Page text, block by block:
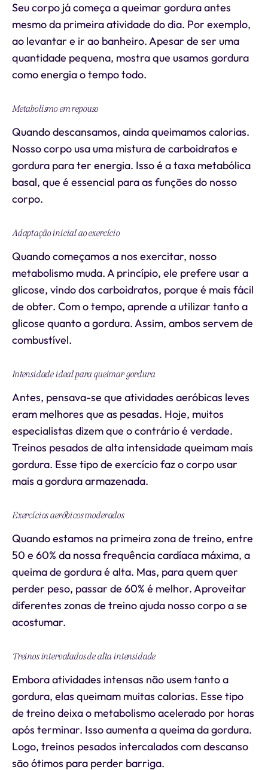
Seu corpo já começa a queimar gordura antes
mesmo da primeira atividade do dia. Por exemplo,
ao levantar e ir ao banheiro. Apesar de ser uma
quantidade pequena, mostra que usamos gordura
como energia o tempo todo.
Metabolismo em repouso
Quando descansamos, ainda queimamos calorias.
Nosso corpo usa uma mistura de carboidratos e
gordura para ter energia. Isso é a taxa metabólica
basal, que é essencial para as funções do nosso
corpo.
Adaptação inicial ao exercício
Quando começamos a nos exercitar, nosso
metabolismo muda. A princípio, ele prefere usar a
glicose, vindo dos carboidratos, porque é mais fácil
de obter. Com o tempo, aprende a utilizar tanto a
glicose quanto a gordura. Assim, ambos servem de
combustível.
Intensidade ideal para queimar gordura
Antes, pensava-se que atividades aeróbicas leves
eram melhores que as pesadas. Hoje, muitos
especialistas dizem que o contrário é verdade.
Treinos pesados de alta intensidade queimam mais
gordura. Esse tipo de exercício faz o corpo usar
mais a gordura armazenada.
Exercícios aeróbicos moderados
Quando estamos na primeira zona de treino, entre
50 e 60% da nossa frequência cardíaca máxima, a
queima de gordura é alta. Mas, para quem quer
perder peso, passar de 60% é melhor. Aproveitar
diferentes zonas de treino ajuda nosso corpo a se
acostumar.
Treinos intervalados de alta intensidade
Embora atividades intensas não usem tanto a
gordura, elas queimam muitas calorias. Esse tipo
de treino deixa o metabolismo acelerado por horas
após terminar. Isso aumenta a queima da gordura.
Logo, treinos pesados intercalados com descanso
são ótimos para perder barriga.